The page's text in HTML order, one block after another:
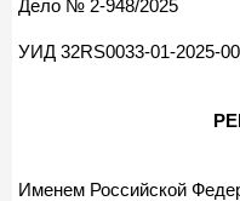
Дело № 2-948/2025
УИД 32RS0033-01-2025-
Именем Российской